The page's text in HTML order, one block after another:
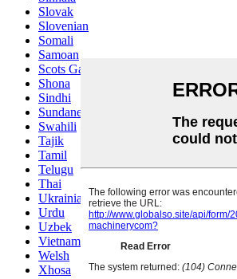
Slovak
Slovenian
Somali
Samoan
Scots Gaelic
Shona
Sindhi
Sundanese
Swahili
Tajik
Tamil
Telugu
Thai
Ukrainian
Urdu
Uzbek
Vietnamese
Welsh
Xhosa